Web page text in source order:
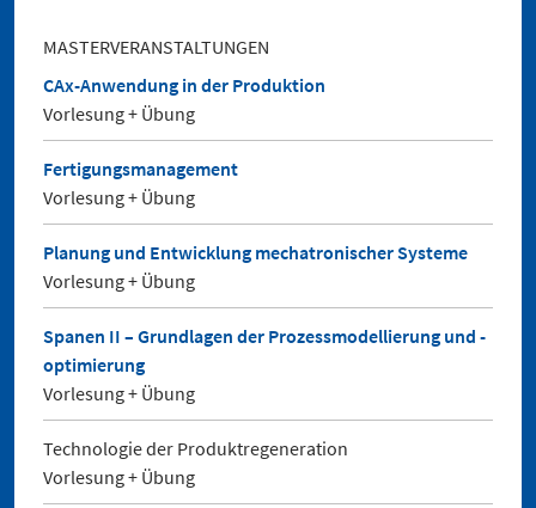
MASTERVERANSTALTUNGEN
CAx-Anwendung in der Produktion
Vorlesung + Übung
Fertigungsmanagement
Vorlesung + Übung
Planung und Entwicklung mechatronischer Systeme
Vorlesung + Übung
Spanen II – Grundlagen der Prozessmodellierung und -
optimierung
Vorlesung + Übung
Technologie der Produktregeneration
Vorlesung + Übung